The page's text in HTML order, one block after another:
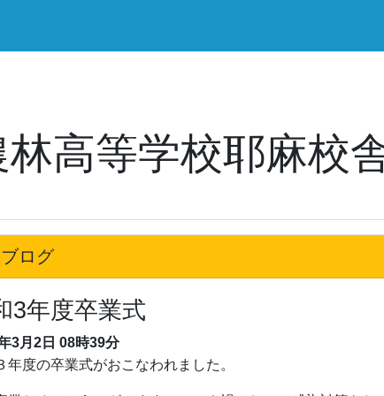
高等学校耶麻校
ログ
3年度卒業式
3月2日 08時39分
年度の卒業式がおこなわれました。